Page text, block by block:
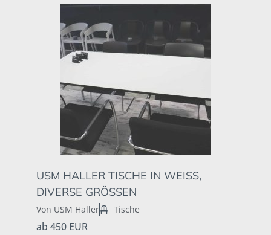
USM HALLER TISCHE IN WEISS, D
IVERSE GRÖSSEN
Von USM Haller Tische
ab 450 EUR